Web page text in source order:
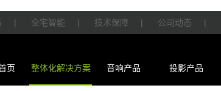
| 全宅智能 | 技术保障 | 公司动态 |
页 整体化解决方案 音响产品 投影产品